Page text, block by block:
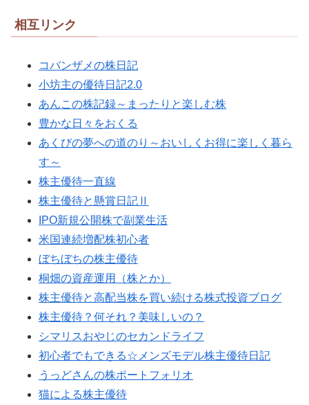
相互リンク
コバンザメの株日記
小坊主の優待日記2.0
あんこの株記録～まったりと楽しむ株
豊かな日々をおくる
あくびの夢への道のり～おいしくお得に楽しく暮ら
す～
株主優待一直線
株主優待と懸賞日記Ⅱ
IPO新規公開株で副業生活
米国連続増配株初心者
ぼちぼちの株主優待
桐畑の資産運用（株とか）
株主優待と高配当株を買い続ける株式投資ブログ
株主優待？何それ？美味しいの？
シマリスおやじのセカンドライフ
初心者でもできる☆メンズモデル株主優待日記
うっどさんの株ポートフォリオ
猫による株主優待